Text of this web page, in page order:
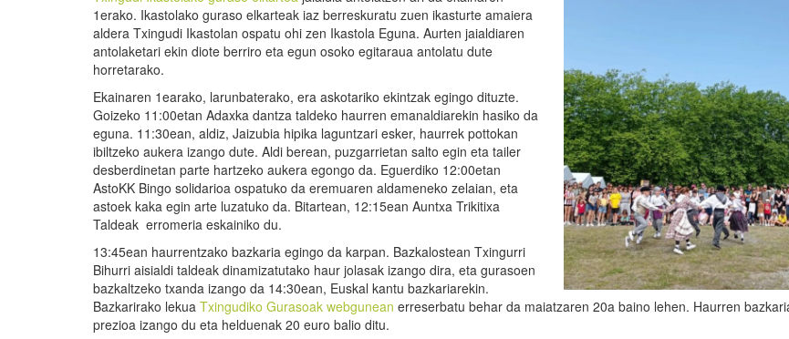
1erako. Ikastolako guraso elkarteak iaz berreskuratu zuen ikasturte amaiera
aldera Txingudi Ikastolan ospatu ohi zen Ikastola Eguna. Aurten jaialdiaren
antolaketari ekin diote berriro eta egun osoko egitaraua antolatu dute
horretarako.
Ekainaren 1earako, larunbaterako, era askotariko ekintzak egingo dituzte.
Goizeko 11:00etan Adaxka dantza taldeko haurren emanaldiarekin hasiko da
eguna. 11:30ean, aldiz, Jaizubia hipika laguntzari esker, haurrek pottokan
ibiltzeko aukera izango dute. Aldi berean, puzgarrietan salto egin eta tailer
desberdinetan parte hartzeko aukera egongo da. Eguerdiko 12:00etan
AstoKK Bingo solidarioa ospatuko da eremuaren aldameneko zelaian, eta
astoek kaka egin arte luzatuko da. Bitartean, 12:15ean Auntxa Trikitixa
Taldeak erromeria eskainiko du.
13:45ean haurrentzako bazkaria egingo da karpan. Bazkalostean Txingurri
Bihurri aisialdi taldeak dinamizatutako haur jolasak izango dira, eta gurasoen
bazkaltzeko txanda izango da 14:30ean, Euskal kantu bazkariarekin.
Bazkarirako lekua Txingudiko Gurasoak webgunean erreserbatu behar da maiatzaren 20a baino lehen. Haurren
prezioa izango du eta helduenak 20 euro balio ditu.